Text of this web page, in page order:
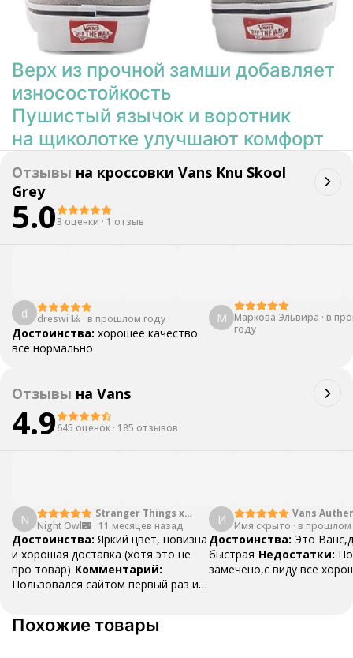
Верх из прочной замши добавляет
износостойкость
Пушистый язычок и воротник
на щиколотке улучшают комфорт
Отзывы на кроссовки Vans Knu Skool
Grey
5.03 оценки · 1 отзыв
d dreswi 🎱 · в прошлом году
Достоинства: хорошее качество
все нормально
М Маркова Эльвира · в
году
Отзывы на Vans
4.9645 оценок · 185 отзывов
N
Stranger Things x
Vans SK8 Reissue
Night Owl🌃 · 11 месяцев назад
Достоинства: Яркий цвет, новизна
и хорошая доставка (хотя это не
про товар) Комментарий:
Пользовался сайтом первый раз и
понадобится, посоветую!
И
Vans
Moon Blue
Имя скрыто · в прошлом
Достоинства: Это
быстрая Недостатки:
замечено,с виду все
Похожие товары